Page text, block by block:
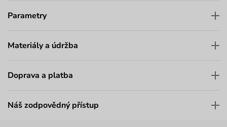
Parametry
Materiály a údržba
Doprava a platba
Náš zodpovědný přístup